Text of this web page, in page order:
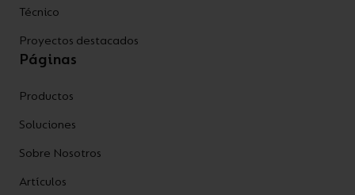
Técnico
Proyectos destacados
Páginas
Productos
Soluciones
Sobre Nosotros
Artículos